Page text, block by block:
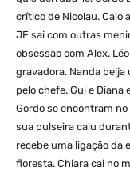
crítico de Nicolau. Caio
JF sai com outras
obsessão com Alex.
gravadora. Nanda beija
pelo chefe. Gui e Diana
Gordo se encontram
sua pulseira caiu
recebe uma ligação da
floresta. Chiara cai no